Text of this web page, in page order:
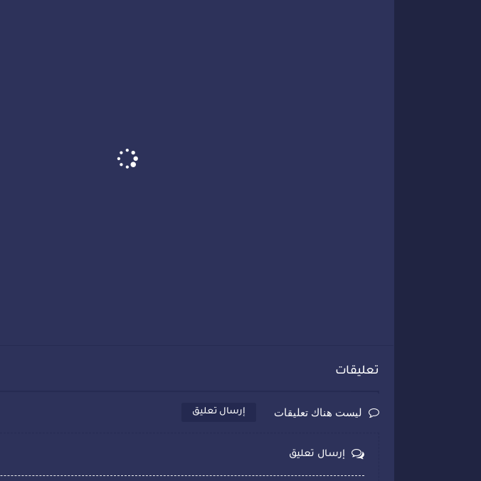
تعليقات
ليست هناك تعليقات إرسال تعليق
إرسال تعليق